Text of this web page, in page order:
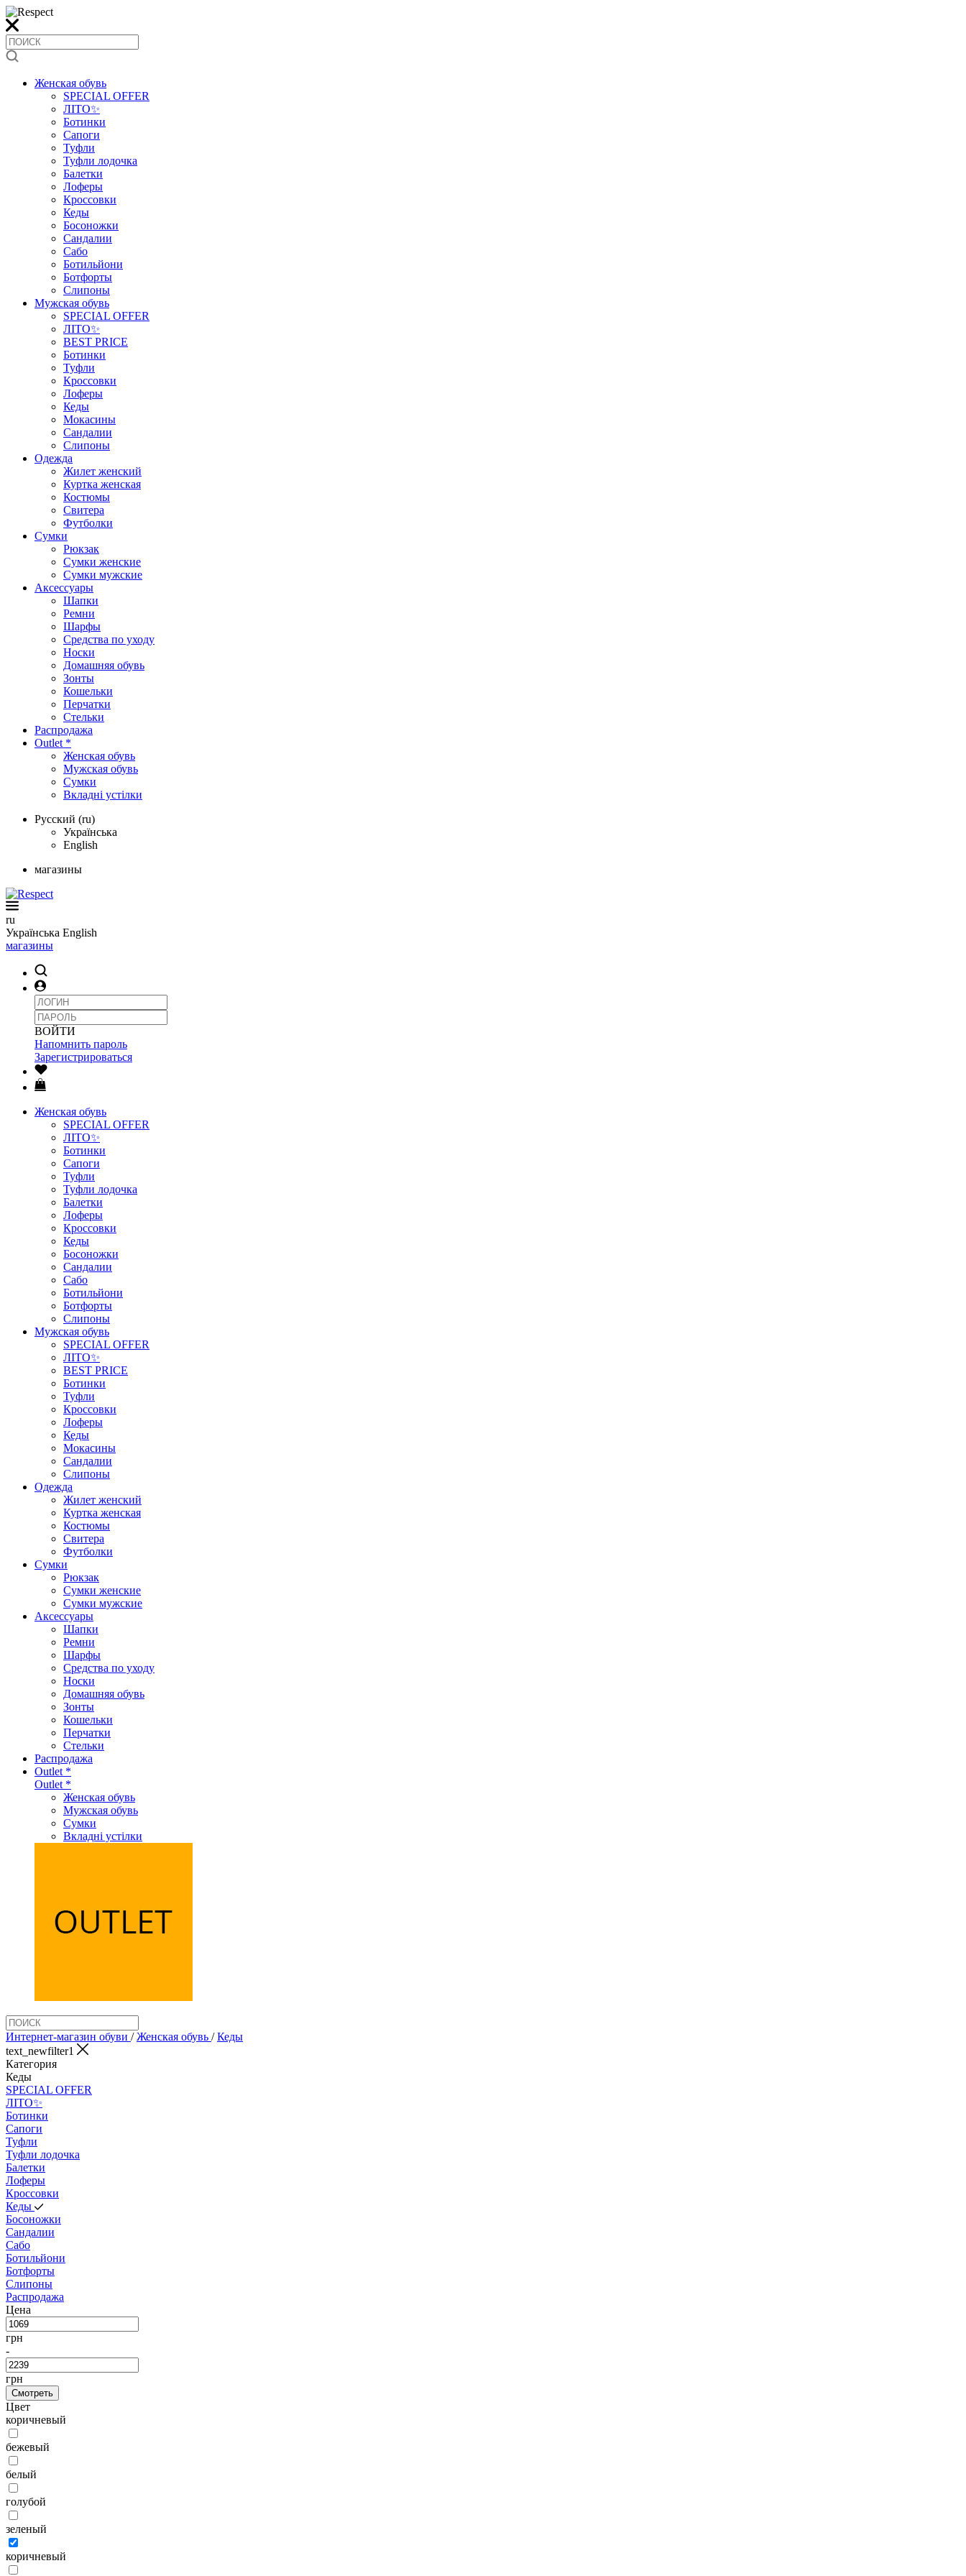
Женская обувь
SPECIAL OFFER
ЛІТО✨
Ботинки
Сапоги
Туфли
Туфли лодочка
Балетки
Лоферы
Кроссовки
Кеды
Босоножки
Сандалии
Сабо
Ботильйони
Ботфорты
Слипоны
Мужская обувь
SPECIAL OFFER
ЛІТО✨
BEST PRICE
Ботинки
Туфли
Кроссовки
Лоферы
Кеды
Мокасины
Сандалии
Слипоны
Одежда
Жилет женский
Куртка женская
Костюмы
Свитера
Футболки
Сумки
Рюкзак
Сумки женские
Сумки мужские
Аксеcсуары
Шапки
Ремни
Шарфы
Средства по уходу
Носки
Домашняя обувь
Зонты
Кошельки
Перчатки
Стельки
Распродажа
Outlet *
Женская обувь
Мужская обувь
Сумки
Вкладні устілки
Русский (ru)
Українська
English
магазины
ru
Українська English
магазины
ВОЙТИ
Напомнить пароль
Зарегистрироваться
Женская обувь
SPECIAL OFFER
ЛІТО✨
Ботинки
Сапоги
Туфли
Туфли лодочка
Балетки
Лоферы
Кроссовки
Кеды
Босоножки
Сандалии
Сабо
Ботильйони
Ботфорты
Слипоны
Мужская обувь
SPECIAL OFFER
ЛІТО✨
BEST PRICE
Ботинки
Туфли
Кроссовки
Лоферы
Кеды
Мокасины
Сандалии
Слипоны
Одежда
Жилет женский
Куртка женская
Костюмы
Свитера
Футболки
Сумки
Рюкзак
Сумки женские
Сумки мужские
Аксеcсуары
Шапки
Ремни
Шарфы
Средства по уходу
Носки
Домашняя обувь
Зонты
Кошельки
Перчатки
Стельки
Распродажа
Outlet *
Outlet *
Женская обувь
Мужская обувь
Сумки
Вкладні устілки
Интернет-магазин обуви /Женская обувь /Кеды
text_newfilter1
Категория
Кеды
SPECIAL OFFER
ЛІТО✨
Ботинки
Сапоги
Туфли
Туфли лодочка
Балетки
Лоферы
Кроссовки
Кеды
Босоножки
Сандалии
Сабо
Ботильйони
Ботфорты
Слипоны
Распродажа
Цена
грн
-
грн
Смотреть
Цвет
коричневый
бежевый
белый
голубой
зеленый
коричневый